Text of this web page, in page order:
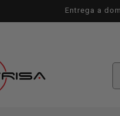
Entrega a